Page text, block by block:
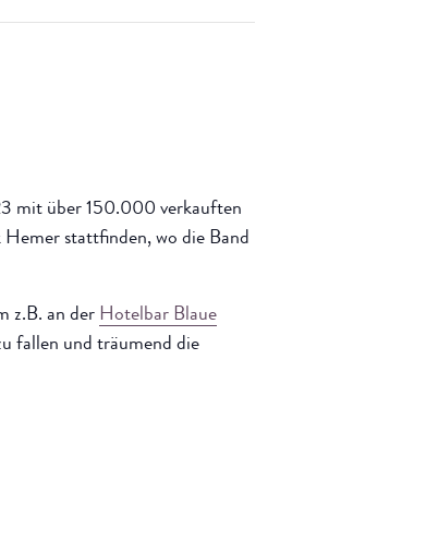
mit über 150.000 verkauften
stattfinden, wo die Band
z.B. an der Hotelbar Blaue
fallen und träumend die